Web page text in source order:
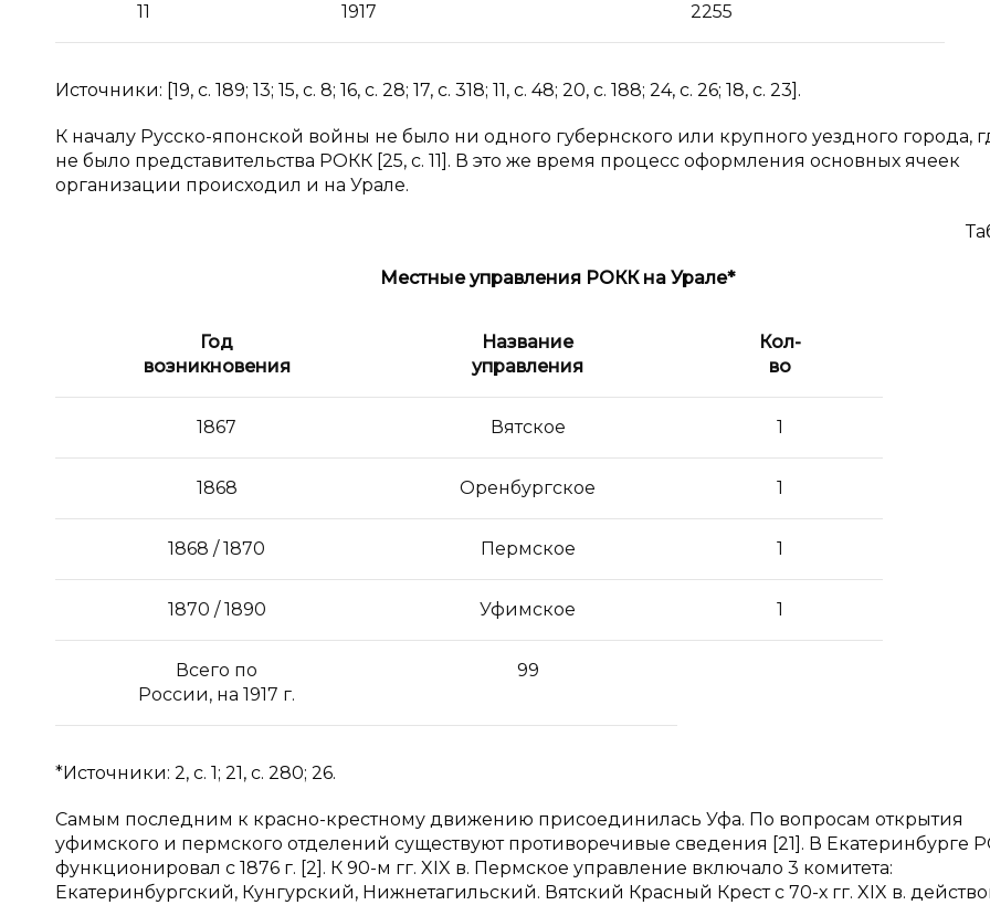
11 1917 2255
Источники: [19, с. 189; 13; 15, с. 8; 16, с. 28; 17, с. 318; 11, с. 48; 20, с. 188; 24, с. 26; 18, с. 23].
К началу Русско-японской войны не было ни одного губернского или крупного уездного города,
не было представительства РОКК [25, с. 11]. В это же время процесс оформления основных ячеек
организации происходил и на Урале.
Местные управления РОКК на Урале*
Год
возникновения
Название
управления
Кол-
во
1867 Вятское 1
1868 Оренбургское 1
1868 / 1870 Пермское 1
1870 / 1890 Уфимское 1
Всего по
России, на 1917 г.
99
*Источники: 2, с. 1; 21, с. 280; 26.
Самым последним к красно-крестному движению присоединилась Уфа. По вопросам открытия
уфимского и пермского отделений существуют противоречивые сведения [21]. В Екатеринбурге
функционировал с 1876 г. [2]. К 90-м гг. XIX в. Пермское управление включало 3 комитета:
Екатеринбургский, Кунгурский, Нижнетагильский. Вятский Красный Крест с 70-х гг. XIX в.